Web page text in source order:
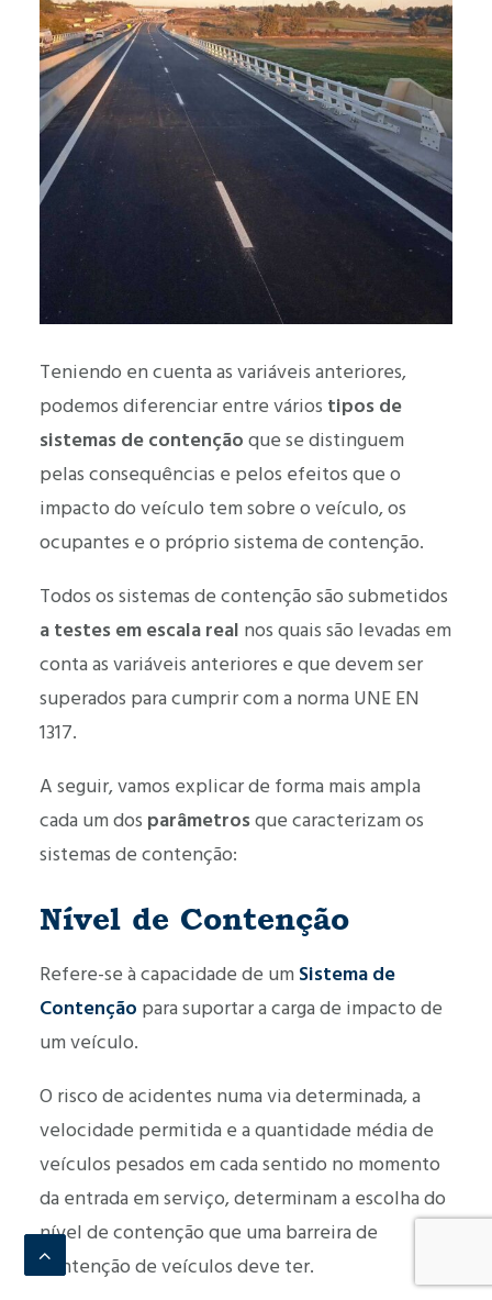
Teniendo en cuenta as variáveis anteriores,
podemos diferenciar entre vários tipos de
sistemas de contenção que se distinguem
pelas consequências e pelos efeitos que o
impacto do veículo tem sobre o veículo, os
ocupantes e o próprio sistema de contenção.
Todos os sistemas de contenção são submetidos
a testes em escala real nos quais são levadas em
conta as variáveis anteriores e que devem ser
superados para cumprir com a norma UNE EN
1317.
A seguir, vamos explicar de forma mais ampla
cada um dos parâmetrosque caracterizam os
sistemas de contenção:
Nível de Contenção
Refere-se à capacidade de um Sistema de
Contenção para suportar a carga de impacto de
um veículo.
O risco de acidentes numa via determinada, a
velocidade permitida e a quantidade média de
veículos pesados em cada sentido no momento
da entrada em serviço, determinam a escolha do
nível de contenção que uma barreira de
contenção de veículos deve ter.